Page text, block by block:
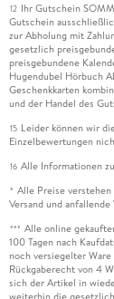
12 Ihr Gutschein
Gutschein
zur Abholung mit
gesetzlich
preisgebundene
Hugendubel Hörbuch
Geschenkkarten
und der Handel des
15 Leider können wir
Einzelbewertungen
16 Alle Informationen
* Alle Preise
Versand und
*** Alle online
100 Tagen nach
noch versiegelter
Rückgaberecht von 4
sich der Artikel in